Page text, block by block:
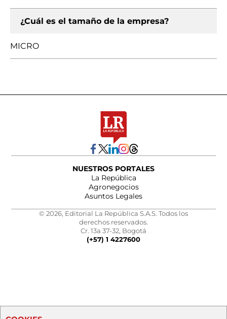
¿Cuál es el tamaño de la empresa?
MICRO
NUESTROS PORTALES
La República
Agronegocios
Asuntos Legales
© 2026, Editorial La República S.A.S. Todos los
derechos reservados.
Cr. 13a 37-32, Bogotá
(+57) 1 4227600